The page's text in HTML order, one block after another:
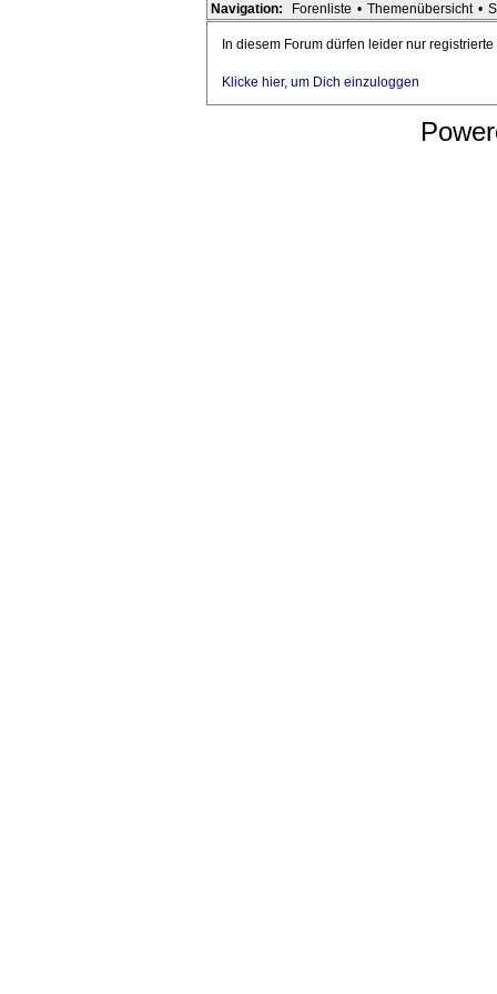
Navigation: Forenliste • Themenübersicht •
In diesem Forum dürfen leider nur
Klicke hier, um Dich einzuloggen